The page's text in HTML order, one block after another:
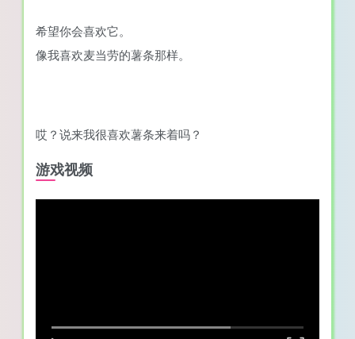
希望你会喜欢它。
像我喜欢麦当劳的薯条那样。
哎？说来我很喜欢薯条来着吗？
游戏视频